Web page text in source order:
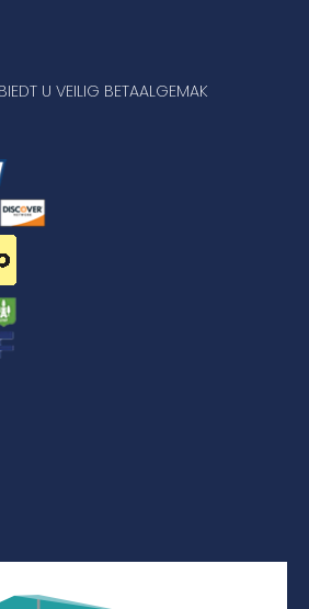
U VEILIG BETAALGEMAK